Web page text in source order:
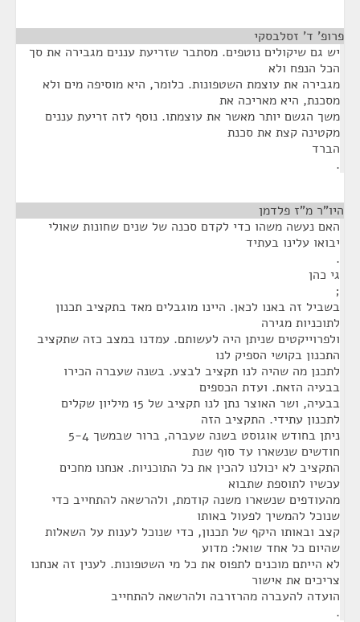
פרופ' ד' זסלבסקי
יש גם שיקולים נוטפים. מסתבר שזריעת עננים מגבירה את סך
הכל הנפח ולא
מגבירה את עוצמת השטפונות. כלומר, היא מוסיפה מים ולא
מסכנת, היא מאריכה את
משך הגשם יותר מאשר את עוצמתו. נוסף לזה זריעת עננים
מקטינה קצת את סכנת
הברד
.
היו"ר מ"ז פלדמן
האם נעשה משהו כדי לקדם סכנה של שנים שחונות שאולי
יבואו עלינו בעתיד
.
גי כהן
;
בשביל זה באנו לכאן. היינו מוגבלים מאד בתקציב תכנון
לתוכניות מגירה
ולפרוייקטים שניתן היה לעשותם. עמדנו במצב כזה שתקציב
התכנון בקושי הספיק לנו
לתכנן מה שהיה לנו תקציב לבצע. בשנה שעברה הכירו
בבעיה הזאת. ועדת הכספים
בבעיה, ושר האוצר נתן לנו תקציב של 15 מיליון שקלים
לתכנון עתידי. התקציב הזה
ניתן בחודש אוגוסט בשנה שעברה, ברור שבמשך 5-4
חודשים שנשארו עד סוף שנת
התקציב לא יכולנו להכין את כל התוכניות. אנחנו מחכים
עכשיו לתוספת שתבוא
מהעודפים שנשארו משנה קודמת, ולהרשאה להתחייב כדי
שנוכל להמשיך לפעול באותו
קצב ובאותו היקף של תכנון, כדי שנוכל לענות על השאלות
שהיום כל אחד שואל: מדוע
לא הייתם מוכנים לתפוס את כל מי השטפונות. לענין זה אנחנו
צריכים את אישור
הועדה להעברה מהרזרבה ולהרשאה להתחייב
.